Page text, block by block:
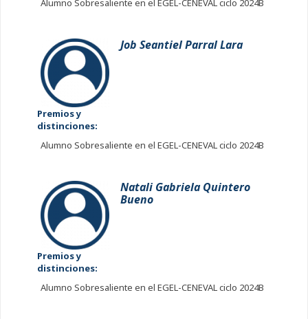
Alumno Sobresaliente en el EGEL-CENEVAL ciclo 2024B
Job Seantiel Parral Lara
Premios y
distinciones:
Alumno Sobresaliente en el EGEL-CENEVAL ciclo 2024B
Natali Gabriela Quintero
Bueno
Premios y
distinciones:
Alumno Sobresaliente en el EGEL-CENEVAL ciclo 2024B